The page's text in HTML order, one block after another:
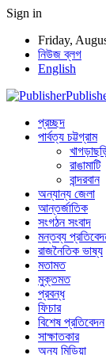
Sign in
Friday,
নিউজ ব্লগ
English
প্রচ্ছদ
পার্বত্য চট্টগ্রাম
রাঙামাটি
বান্দরবান
অন্যান্য জেলা
আন্তর্জাতিক
সংগঠন সংবাদ
মন্তব্য
রাজনৈতিক ভাষ্য
মতামত
মুক্তমত
প্রবন্ধ
ফিচার
বিশেষ প্রতিবেদন
সাক্ষাতকার
অন্য মিডিয়া